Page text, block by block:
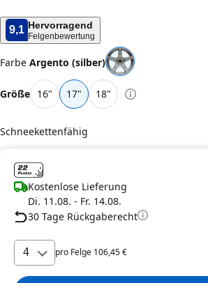
9,1 Hervorragend
Felgenbewertung
Farbe Argento (silber)
Größe 16" 17" 18"
Schneekettenfähig
Kostenlose Lieferung
Di. 11.08. - Fr. 14.08.
30 Tage Rückgaberecht
4 pro Felge 106,45€